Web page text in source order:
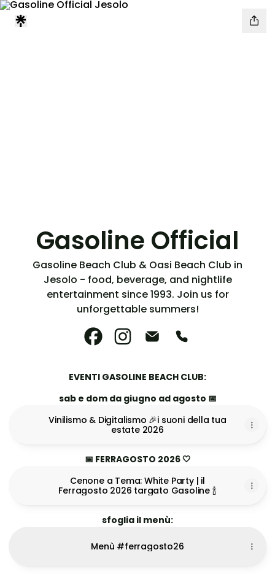
Gasoline Official
Gasoline Beach Club & Oasi Beach Club in
Jesolo - food, beverage, and nightlife
entertainment since 1993. Join us for
unforgettable summers!
Gasoline Official Facebook
EVENTI GASOLINE BEACH CLUB:
sab e dom da giugno ad agosto 📅
Vinilismo & Digitalismo 🎉i suoni della tua
estate 2026
📅 FERRAGOSTO 2026 🤍
Cenone a Tema: White Party | il
Ferragosto 2026 targato Gasoline 🍾
sfoglia il menù:
Menù #ferragosto26